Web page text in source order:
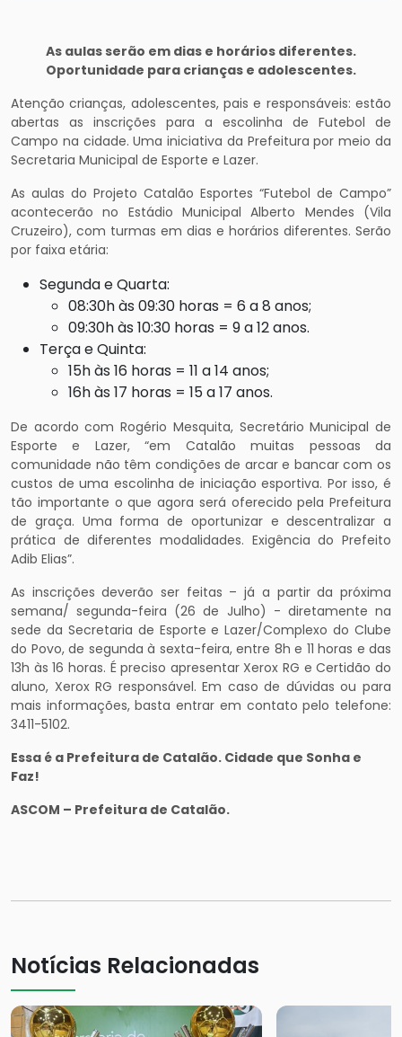
As aulas serão em dias e horários diferentes.
Oportunidade para crianças e adolescentes.
Atenção crianças, adolescentes, pais e responsáveis: estão
abertas as inscrições para a escolinha de Futebol de
Campo na cidade. Uma iniciativa da Prefeitura por meio da
Secretaria Municipal de Esporte e Lazer.
As aulas do Projeto Catalão Esportes “Futebol de Campo”
acontecerão no Estádio Municipal Alberto Mendes (Vila
Cruzeiro), com turmas em dias e horários diferentes. Serão
por faixa etária:
Segunda e Quarta:
08:30h às 09:30 horas = 6 a 8 anos;
09:30h às 10:30 horas = 9 a 12 anos.
Terça e Quinta:
15h às 16 horas = 11 a 14 anos;
16h às 17 horas = 15 a 17 anos.
De acordo com Rogério Mesquita, Secretário Municipal de
Esporte e Lazer, “em Catalão muitas pessoas da
comunidade não têm condições de arcar e bancar com os
custos de uma escolinha de iniciação esportiva. Por isso, é
tão importante o que agora será oferecido pela Prefeitura
de graça. Uma forma de oportunizar e descentralizar a
prática de diferentes modalidades. Exigência do Prefeito
Adib Elias”.
As inscrições deverão ser feitas – já a partir da próxima
semana/ segunda-feira (26 de Julho) - diretamente na
sede da Secretaria de Esporte e Lazer/Complexo do Clube
do Povo, de segunda à sexta-feira, entre 8h e 11 horas e das
13h às 16 horas. É preciso apresentar Xerox RG e Certidão do
aluno, Xerox RG responsável. Em caso de dúvidas ou para
mais informações, basta entrar em contato pelo telefone:
3411-5102.
Essa é a Prefeitura de Catalão. Cidade que Sonha e
Faz!
ASCOM – Prefeitura de Catalão.
Notícias Relacionadas